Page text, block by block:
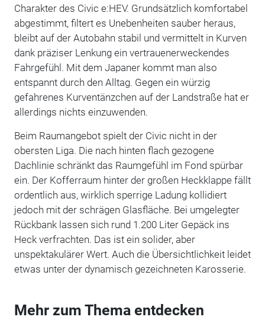
Charakter des Civic e:HEV. Grundsätzlich komfortabel
abgestimmt, filtert es Unebenheiten sauber heraus,
bleibt auf der Autobahn stabil und vermittelt in Kurven
dank präziser Lenkung ein vertrauenerweckendes
Fahrgefühl. Mit dem Japaner kommt man also
entspannt durch den Alltag. Gegen ein würzig
gefahrenes Kurventänzchen auf der Landstraße hat er
allerdings nichts einzuwenden.
Beim Raumangebot spielt der Civic nicht in der
obersten Liga. Die nach hinten flach gezogene
Dachlinie schränkt das Raumgefühl im Fond spürbar
ein. Der Kofferraum hinter der großen Heckklappe fällt
ordentlich aus, wirklich sperrige Ladung kollidiert
jedoch mit der schrägen Glasfläche. Bei umgelegter
Rückbank lassen sich rund 1.200 Liter Gepäck ins
Heck verfrachten. Das ist ein solider, aber
unspektakulärer Wert. Auch die Übersichtlichkeit leidet
etwas unter der dynamisch gezeichneten Karosserie.
Mehr zum Thema entdecken